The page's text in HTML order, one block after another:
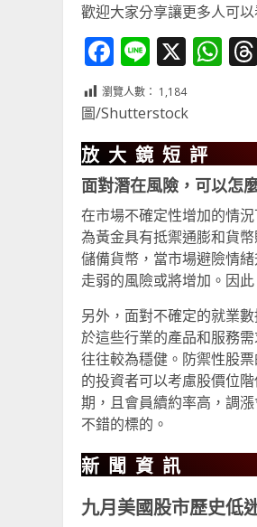
歡迎大家分享讓更多人可以
Facebook
Line
X
瀏覽人數： 1,184
圖/Shutterstock
放大鏡短評
面對潛在風險，可以怎
在市場不確定性增加的情
為黃金具有抵禦通膨和貨
儲備貨幣，當市場避險情
走弱的風險或將增加。因
另外，面對不確定的就業
於這些行業的產品和服務
往往較為穩健。防禦性股
的投資者可以考慮股價位
期，且會員續約率高，調
不錯的標的。
新聞資訊
九月美國股市歷史低